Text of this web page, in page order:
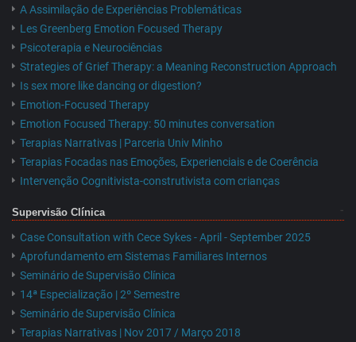
A Assimilação de Experiências Problemáticas
Les Greenberg Emotion Focused Therapy
Psicoterapia e Neurociências
Strategies of Grief Therapy: a Meaning Reconstruction Approach
Is sex more like dancing or digestion?
Emotion-Focused Therapy
Emotion Focused Therapy: 50 minutes conversation
Terapias Narrativas | Parceria Univ Minho
Terapias Focadas nas Emoções, Experienciais e de Coerência
Intervenção Cognitivista-construtivista com crianças
Supervisão Clínica
Case Consultation with Cece Sykes - April - September 2025
Aprofundamento em Sistemas Familiares Internos
Seminário de Supervisão Clínica
14ª Especialização | 2º Semestre
Seminário de Supervisão Clínica
Terapias Narrativas | Nov 2017 / Março 2018